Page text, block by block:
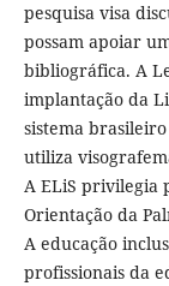
pesquisa visa
possam apoiar
bibliográfica. A
implantação da
sistema
utiliza
A ELiS privilegia
Orientação da
A educação
profissionais da